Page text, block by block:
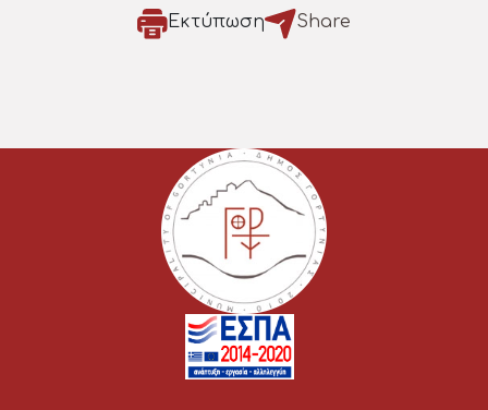
Εκτύπωση Share